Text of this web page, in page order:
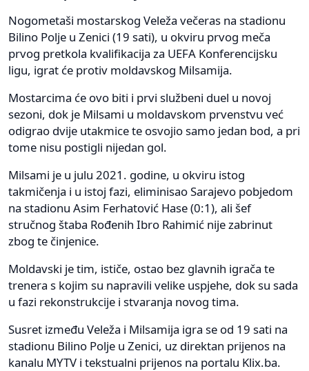
Nogometaši mostarskog Veleža večeras na stadionu
Bilino Polje u Zenici (19 sati), u okviru prvog meča
prvog pretkola kvalifikacija za UEFA Konferencijsku
ligu, igrat će protiv moldavskog Milsamija.
Mostarcima će ovo biti i prvi službeni duel u novoj
sezoni, dok je Milsami u moldavskom prvenstvu već
odigrao dvije utakmice te osvojio samo jedan bod, a pri
tome nisu postigli nijedan gol.
Milsami je u julu 2021. godine, u okviru istog
takmičenja i u istoj fazi, eliminisao Sarajevo pobjedom
na stadionu Asim Ferhatović Hase (0:1), ali šef
stručnog štaba Rođenih Ibro Rahimić nije zabrinut
zbog te činjenice.
Moldavski je tim, ističe, ostao bez glavnih igrača te
trenera s kojim su napravili velike uspjehe, dok su sada
u fazi rekonstrukcije i stvaranja novog tima.
Susret između Veleža i Milsamija igra se od 19 sati na
stadionu Bilino Polje u Zenici, uz direktan prijenos na
kanalu MYTV i tekstualni prijenos na portalu Klix.ba.